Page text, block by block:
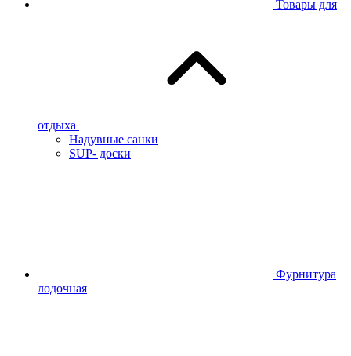
Товары для
отдыха
Надувные санки
SUP- доски
Фурнитура
лодочная